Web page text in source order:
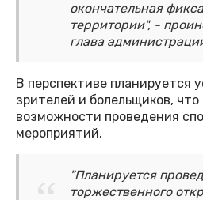
окончательная
территории", -
глава
В перспективе планируется
зрителей и болельщиков,
возможности проведения
мероприятий.
"Планируется
торжественного